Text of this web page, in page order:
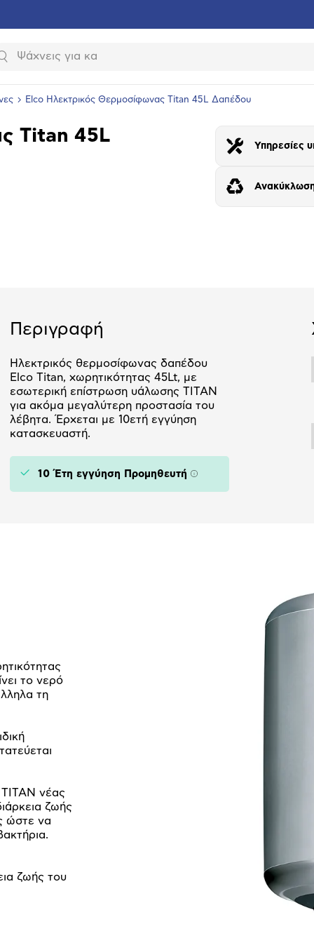
Αναζήτηση
Elco Ηλεκτρικός Θερμοσίφωνας Titan 45L Δαπέδου
Titan 45L Υπηρεσίες
Περιγραφή
Ηλεκτρικός θερμοσίφωνας δαπέδου
Elco Titan, χωρητικότητας 45Lt, με
εσωτερική επίστρωση υάλωσης ΤΙΤΑΝ
για ακόμα μεγαλύτερη προστασία του
λέβητα. Έρχεται με 10ετή εγγύηση
κατασκευαστή.
10 Έτη εγγύηση Προμηθευτή Πληροφορίες
το νερό
τη
νέας
ζωής
ώστε να
ζωής του